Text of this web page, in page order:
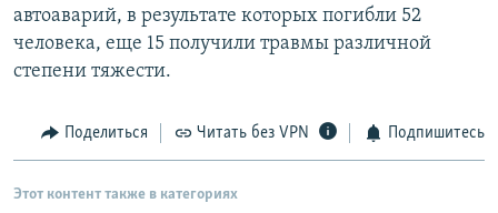
Все сайты РСЕ/РС
автоаварий, в результате которых погибли 52
человека, еще 15 получили травмы различной
степени тяжести.
Поделиться Читать без VPN Подпишитесь
Этот контент также в категориях